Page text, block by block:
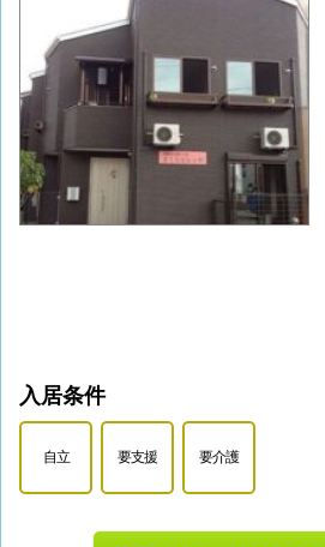
入居条件
自立 要支援 要介護